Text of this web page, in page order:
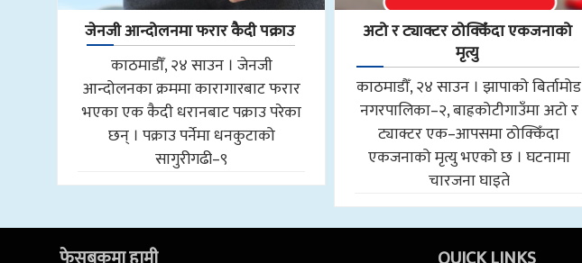
जेनजी आन्दोलनमा फरार कैदी पक्राउ
काठमाडौँ, २४ साउन । जेनजी
आन्दोलनका क्रममा कारागारबाट फरार
भएका एक कैदी धरानबाट पक्राउ परेका
छन् । पक्राउ पर्नेमा धनकुटाको
सागुरीगढी–९
अटो र ट्याक्टर ठोक्किँदा एकजनाको
मृत्यु
काठमाडौँ, २४ साउन । झापाको बिर्तामोड
नगरपालिका–२, बाह्रकोटीगाउँमा अटो र
ट्याक्टर एक–आपसमा ठोक्किँदा
एकजनाको मृत्यु भएको छ । घटनामा
चारजना घाइते